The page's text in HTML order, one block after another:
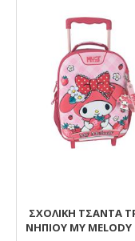
ΣΧΟΛΙΚΉ ΤΣΆΝΤΑ
ΝΗΠΊΟΥ MY MELODY